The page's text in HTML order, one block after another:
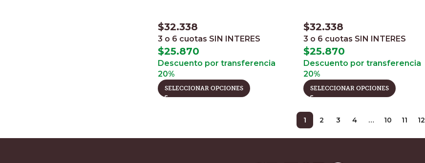
$32.338
3 o 6 cuotas SIN INTERES
$25.870
Descuento por transferencia
20%
SELECCIONAR OPCIONES
$32.338
3 o 6 cuotas SIN INTERES
$25.870
Descuento por transferencia
20%
SELECCIONAR OPCIONES
1 2 3 4 … 10 11 12